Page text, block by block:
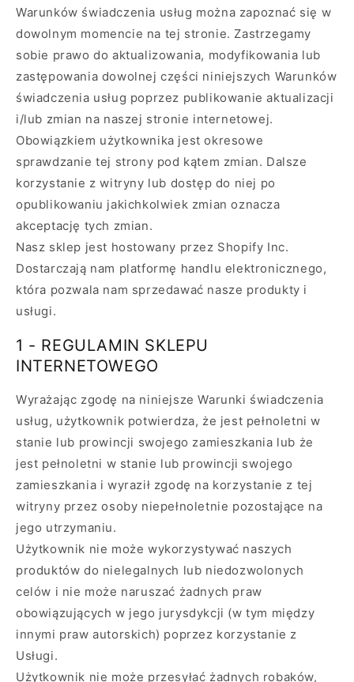
Warunków świadczenia usług można zapoznać się w
dowolnym momencie na tej stronie. Zastrzegamy
sobie prawo do aktualizowania, modyfikowania lub
zastępowania dowolnej części niniejszych Warunków
świadczenia usług poprzez publikowanie aktualizacji
i/lub zmian na naszej stronie internetowej.
Obowiązkiem użytkownika jest okresowe
sprawdzanie tej strony pod kątem zmian. Dalsze
korzystanie z witryny lub dostęp do niej po
opublikowaniu jakichkolwiek zmian oznacza
akceptację tych zmian.
Nasz sklep jest hostowany przez Shopify Inc.
Dostarczają nam platformę handlu elektronicznego,
która pozwala nam sprzedawać nasze produkty i
usługi.
1 - REGULAMIN SKLEPU
INTERNETOWEGO
Wyrażając zgodę na niniejsze Warunki świadczenia
usług, użytkownik potwierdza, że jest pełnoletni w
stanie lub prowincji swojego zamieszkania lub że
jest pełnoletni w stanie lub prowincji swojego
zamieszkania i wyraził zgodę na korzystanie z tej
witryny przez osoby niepełnoletnie pozostające na
jego utrzymaniu.
Użytkownik nie może wykorzystywać naszych
produktów do nielegalnych lub niedozwolonych
celów i nie może naruszać żadnych praw
obowiązujących w jego jurysdykcji (w tym między
innymi praw autorskich) poprzez korzystanie z
Usługi.
Użytkownik nie może przesyłać żadnych robaków,